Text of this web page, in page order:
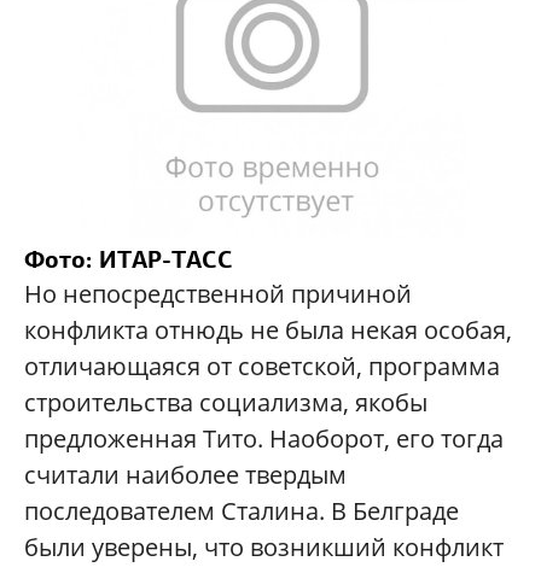
Фото: ИТАР-ТАСС
Но непосредственной причиной
конфликта отнюдь не была некая особая,
отличающаяся от советской, программа
строительства социализма, якобы
предложенная Тито. Наоборот, его тогда
считали наиболее твердым
последователем Сталина. В Белграде
были уверены, что возникший конфликт